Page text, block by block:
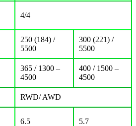
4/4
250 (184) /
5500
300 (221) /
5500
365 / 1300 –
4500
400 / 1500 –
4500
RWD/ AWD
6.5 5.7